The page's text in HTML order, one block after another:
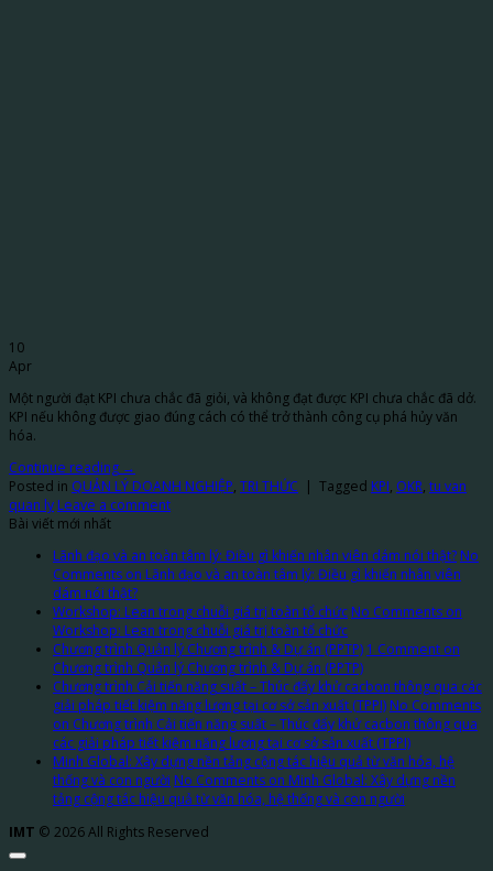
10
Apr
Một người đạt KPI chưa chắc đã giỏi, và không đạt được KPI chưa chắc đã dở.
KPI nếu không được giao đúng cách có thể trở thành công cụ phá hủy văn
hóa.
Continue reading →
Posted in QUẢN LÝ DOANH NGHIỆP, TRI THỨC | Tagged KPI, OKR, tu van
quan ly Leave a comment
Bài viết mới nhất
Lãnh đạo và an toàn tâm lý: Điều gì khiến nhân viên dám nói thật? No
Comments on Lãnh đạo và an toàn tâm lý: Điều gì khiến nhân viên
dám nói thật?
Workshop: Lean trong chuỗi giá trị toàn tổ chức No Comments on
Workshop: Lean trong chuỗi giá trị toàn tổ chức
Chương trình Quản lý Chương trình & Dự án (PPTP) 1 Comment on
Chương trình Quản lý Chương trình & Dự án (PPTP)
Chương trình Cải tiến năng suất – Thúc đẩy khử cacbon thông qua các
giải pháp tiết kiệm năng lượng tại cơ sở sản xuất (TPPI) No Comments
on Chương trình Cải tiến năng suất – Thúc đẩy khử cacbon thông qua
các giải pháp tiết kiệm năng lượng tại cơ sở sản xuất (TPPI)
Minh Global: Xây dựng nền tảng cộng tác hiệu quả từ văn hóa, hệ
thống và con người No Comments on Minh Global: Xây dựng nền
tảng cộng tác hiệu quả từ văn hóa, hệ thống và con người
IMT © 2026 All Rights Reserved